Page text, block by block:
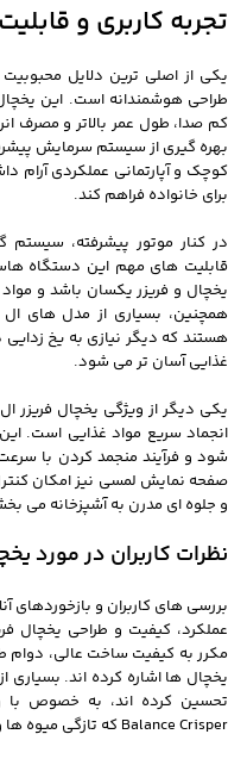
تجربه کاربری و
یکی از اصلی ترین دلایل
طراحی هوشمندانه است. این
کم صدا، طول عمر بالاتر و مصرف
بهره گیری از سیستم سرمایش
کوچک و آپارتمانی عملکردی آرام
برای خانواده فراهم کند.
قابلیت های مهم این دستگاه
یخچال و فریزر یکسان باشد و
هستند که دیگر نیازی به یخ
غذایی آسان تر می شود.
یکی دیگر از ویژگی یخچال فریزر
انجماد سریع مواد غذایی است.
صفحه نمایش لمسی نیز امکان
و جلوه ای مدرن به آشپزخانه می
نظرات کاربران در مورد
بررسی های کاربران و بازخوردهای
عملکرد، کیفیت و طراحی یخچال
مکرر به کیفیت ساخت عالی، دوام
یخچال ها اشاره کرده اند. بسیاری
Balance Crisper که تازگی میوه‌ ها و سبزیجات را برای مدت طولانی حفظ می کنند.